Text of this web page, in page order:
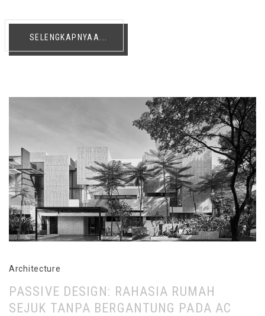
SELENGKAPNYAA...
Architecture
PASSIVE DESIGN: RAHASIA RUMAH
SEJUK TANPA BERGANTUNG PADA AC